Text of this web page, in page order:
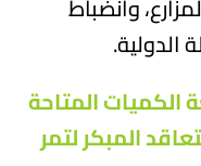
وانضباط
الدولية.
الكميات المتاحة
المبكر لتمر